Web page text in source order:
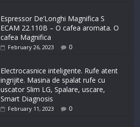
Espressor De’Longhi Magnifica S
ECAM 22.110B – O cafea aromata. O
cafea Magnifica
February 26, 2023 0
Electrocasnice inteligente. Rufe atent
ingrijite. Masina de spalat rufe cu
uscator Slim LG, Spalare, uscare,
Smart Diagnosis
February 11, 2023 0